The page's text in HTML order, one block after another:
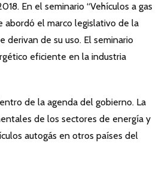
En el seminario “Vehículos a gas
abordó el marco legislativo de la
derivan de su uso. El seminario
eficiente en la industria
de la agenda del gobierno. La
de los sectores de energía y
autogás en otros países del